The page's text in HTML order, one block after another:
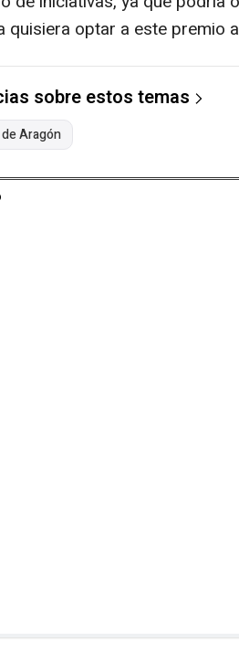
quisiera optar a este premio
sobre estos temas
Aragón